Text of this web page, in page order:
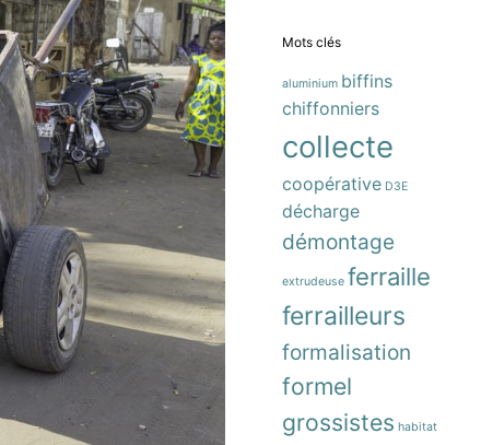
Mots clés
aluminium biffins
chiffonniers
collecte
coopérative D3E
décharge
démontage
extrudeuse ferraille
ferrailleurs
formalisation
formel
grossistes habitat